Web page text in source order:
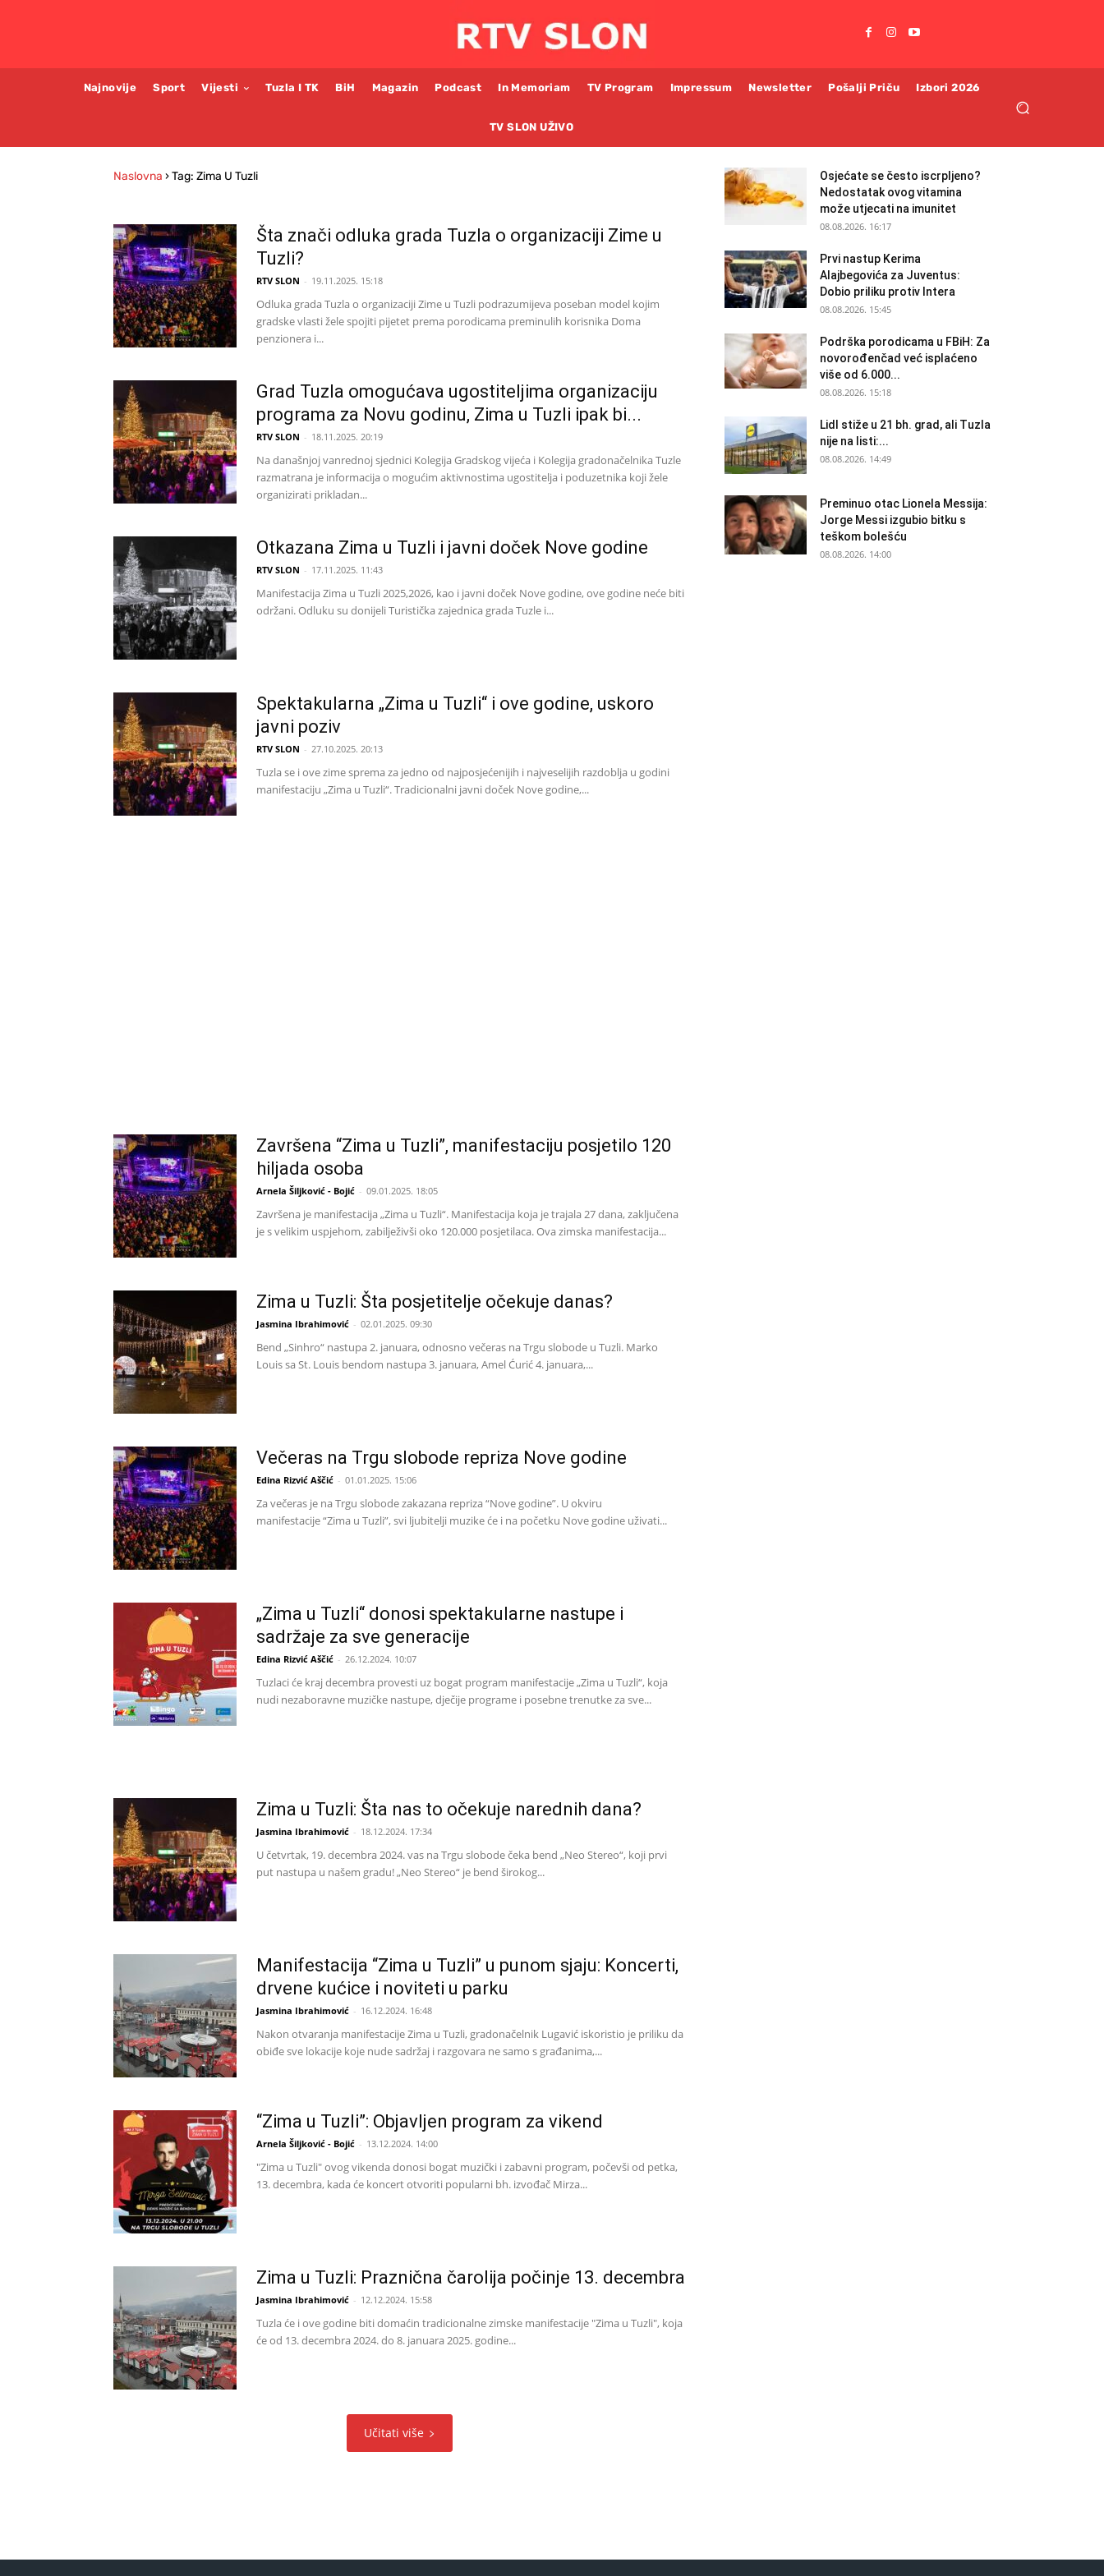
Najnovije Sport Vijesti Tuzla I TK BiH Magazin Podcast In Memoriam TV Program Impressum Newsletter Pošalji Priču Izbori 2026
TV SLON UŽIVO
Naslovna ›Tag: Zima U Tuzli
Šta znači odluka grada Tuzla o organizaciji Zime u
Tuzli?
RTV SLON - 19.11.2025. 15:18
Odluka grada Tuzla o organizaciji Zime u Tuzli podrazumijeva poseban model kojim
gradske vlasti žele spojiti pijetet prema porodicama preminulih korisnika Doma
penzionera i...
Grad Tuzla omogućava ugostiteljima organizaciju
programa za Novu godinu, Zima u Tuzli ipak bi...
RTV SLON - 18.11.2025. 20:19
Na današnjoj vanrednoj sjednici Kolegija Gradskog vijeća i Kolegija gradonačelnika Tuzle
razmatrana je informacija o mogućim aktivnostima ugostitelja i poduzetnika koji žele
organizirati prikladan...
Otkazana Zima u Tuzli i javni doček Nove godine
RTV SLON - 17.11.2025. 11:43
Manifestacija Zima u Tuzli 2025,2026, kao i javni doček Nove godine, ove godine neće biti
održani. Odluku su donijeli Turistička zajednica grada Tuzle i...
Spektakularna „Zima u Tuzli“ i ove godine, uskoro
javni poziv
RTV SLON - 27.10.2025. 20:13
Tuzla se i ove zime sprema za jedno od najposjećenijih i najveselijih razdoblja u godini
manifestaciju „Zima u Tuzli“. Tradicionalni javni doček Nove godine,...
Završena “Zima u Tuzli”, manifestaciju posjetilo 120
hiljada osoba
Arnela Šiljković - Bojić - 09.01.2025. 18:05
Završena je manifestacija „Zima u Tuzli“. Manifestacija koja je trajala 27 dana, zaključena
je s velikim uspjehom, zabilježivši oko 120.000 posjetilaca. Ova zimska manifestacija...
Zima u Tuzli: Šta posjetitelje očekuje danas?
Jasmina Ibrahimović - 02.01.2025. 09:30
Bend „Sinhro“ nastupa 2. januara, odnosno večeras na Trgu slobode u Tuzli. Marko
Louis sa St. Louis bendom nastupa 3. januara, Amel Ćurić 4. januara,...
Večeras na Trgu slobode repriza Nove godine
Edina Rizvić Aščić - 01.01.2025. 15:06
Za večeras je na Trgu slobode zakazana repriza “Nove godine”. U okviru
manifestacije “Zima u Tuzli”, svi ljubitelji muzike će i na početku Nove godine uživati...
„Zima u Tuzli“ donosi spektakularne nastupe i
sadržaje za sve generacije
Edina Rizvić Aščić - 26.12.2024. 10:07
Tuzlaci će kraj decembra provesti uz bogat program manifestacije „Zima u Tuzli“, koja
nudi nezaboravne muzičke nastupe, dječije programe i posebne trenutke za sve...
Zima u Tuzli: Šta nas to očekuje narednih dana?
Jasmina Ibrahimović - 18.12.2024. 17:34
U četvrtak, 19. decembra 2024. vas na Trgu slobode čeka bend „Neo Stereo“, koji prvi
put nastupa u našem gradu! „Neo Stereo“ je bend širokog...
Manifestacija “Zima u Tuzli” u punom sjaju: Koncerti,
drvene kućice i noviteti u parku
Jasmina Ibrahimović - 16.12.2024. 16:48
Nakon otvaranja manifestacije Zima u Tuzli, gradonačelnik Lugavić iskoristio je priliku da
obiđe sve lokacije koje nude sadržaj i razgovara ne samo s građanima,...
“Zima u Tuzli”: Objavljen program za vikend
Arnela Šiljković - Bojić - 13.12.2024. 14:00
"Zima u Tuzli" ovog vikenda donosi bogat muzički i zabavni program, počevši od petka,
13. decembra, kada će koncert otvoriti popularni bh. izvođač Mirza...
Zima u Tuzli: Praznična čarolija počinje 13. decembra
Jasmina Ibrahimović - 12.12.2024. 15:58
Tuzla će i ove godine biti domaćin tradicionalne zimske manifestacije "Zima u Tuzli", koja
će od 13. decembra 2024. do 8. januara 2025. godine...
Učitati više
Osjećate se često iscrpljeno?
Nedostatak ovog vitamina
može utjecati na imunitet
08.08.2026. 16:17
Prvi nastup Kerima
Alajbegovića za Juventus:
Dobio priliku protiv Intera
08.08.2026. 15:45
Podrška porodicama u FBiH: Za
novorođenčad već isplaćeno
više od 6.000...
08.08.2026. 15:18
Lidl stiže u 21 bh. grad, ali Tuzla
nije na listi:...
08.08.2026. 14:49
Preminuo otac Lionela Messija:
Jorge Messi izgubio bitku s
teškom bolešću
08.08.2026. 14:00